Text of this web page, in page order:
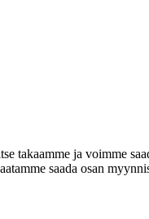
takaamme ja voimme
saada osan